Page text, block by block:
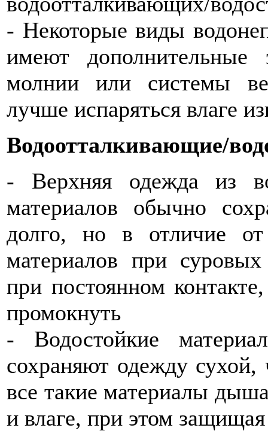
- Некоторые виды
имеют дополнительные
молнии или системы
лучше испаряться влаге
Водоотталкивающие/
- Верхняя одежда из
материалов обычно
долго, но в отличие
материалов при
при постоянном
промокнуть
- Водостойкие
сохраняют одежду
все такие материалы
и влаге, при этом